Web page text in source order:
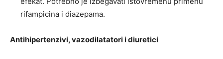
rifampicina i diazepama.
Antihipertenzivi, vazodilatatori i diuretici